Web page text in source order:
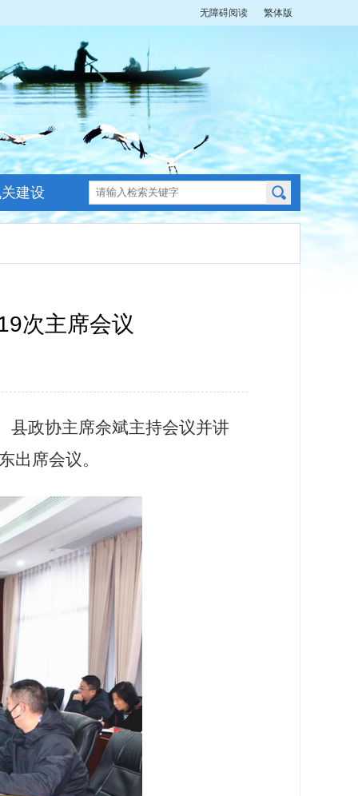
无障碍阅读 繁体版
建设
次主席会议
县政协主席佘斌主持会议并讲
出席会议。